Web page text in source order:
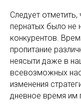
Следует отметить,
пернатых было не
конкурентов.
пропитание
неясыти даже в
всевозможных
изменения
дневное время им